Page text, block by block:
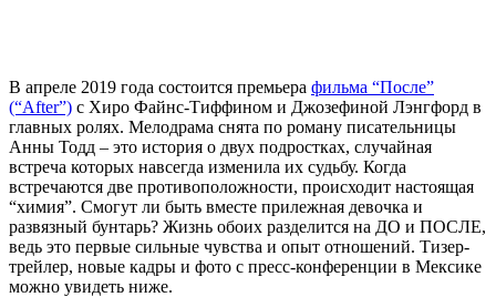
В апреле 2019 года состоится премьера фильма “После”
(“After”) с Хиро Файнс-Тиффином и Джозефиной Лэнгфорд в
главных ролях. Мелодрама снята по роману писательницы
Анны Тодд – это история о двух подростках, случайная
встреча которых навсегда изменила их судьбу. Когда
встречаются две противоположности, происходит настоящая
“химия”. Смогут ли быть вместе прилежная девочка и
развязный бунтарь? Жизнь обоих разделится на ДО и ПОСЛЕ,
ведь это первые сильные чувства и опыт отношений. Тизер-
трейлер, новые кадры и фото с пресс-конференции в Мексике
можно увидеть ниже.